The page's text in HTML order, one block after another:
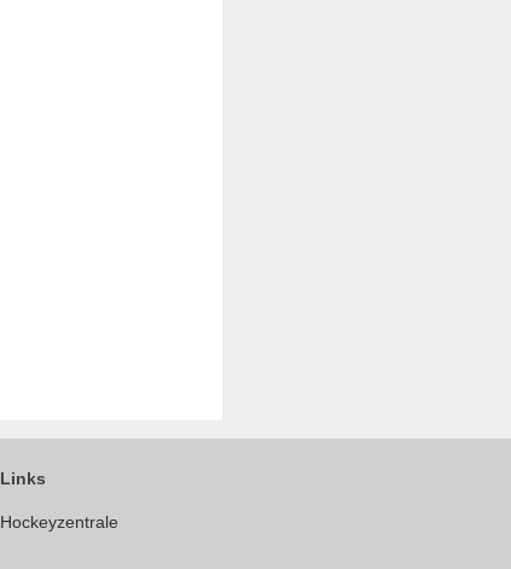
Links
Hockeyzentrale